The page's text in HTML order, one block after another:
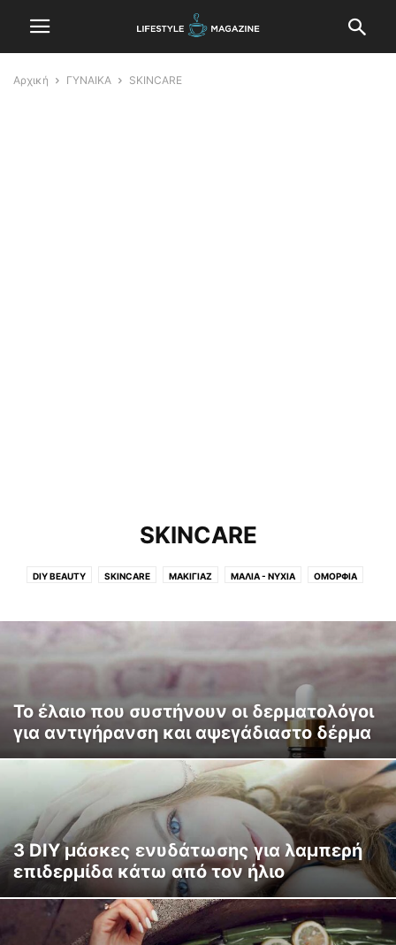
Αρχική ΓΥΝΑΙΚΑ SKINCARE
SKINCARE
DIY BEAUTY SKINCARE ΜΑΚΙΓΙΑΖ ΜΑΛΙΑ - ΝΥΧΙΑ ΟΜΟΡΦΙΑ
Το έλαιο που συστήνουν οι δερματολόγοι
για αντιγήρανση και αψεγάδιαστο δέρμα
3 DIY μάσκες ενυδάτωσης για λαμπερή
επιδερμίδα κάτω από τον ήλιο